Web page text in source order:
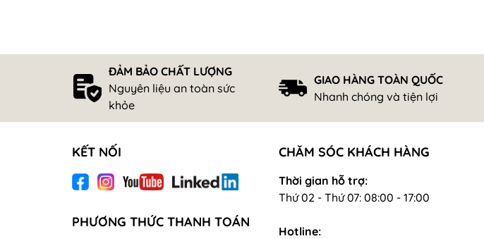
ĐẢM BẢO CHẤT LƯỢNG
Nguyên liệu an toàn sức
khỏe
GIAO HÀNG TOÀN QUỐC
Nhanh chóng và tiện lợi
KẾT NỐI
PHƯƠNG THỨC THANH TOÁN
CHĂM SÓC KHÁCH HÀNG
Thời gian hỗ trợ:
Thứ 02 - Thứ 07: 08:00 - 17:00
Hotline: